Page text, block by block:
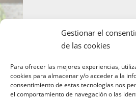
Gestionar el
de las cookies
Para ofrecer las mejores experiencias,
cookies para almacenar y/o acceder a la
consentimiento de estas tecnologías nos
el comportamiento de navegación o las
de datos